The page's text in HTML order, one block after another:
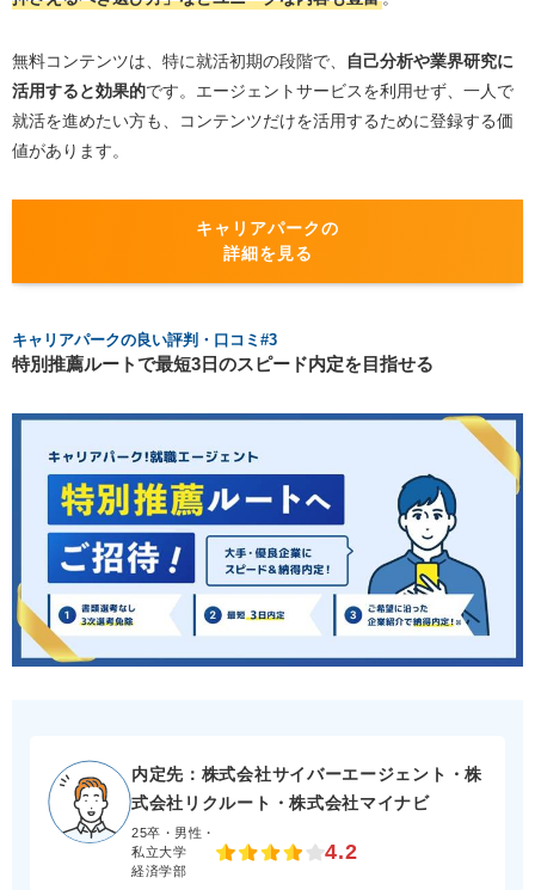
無料コンテンツは、特に就活初期の段階で、
自己分析や業界研究に
活用すると効果的です。エージェントサービスを利用せず、一人で
就活を進めたい方も、コンテンツだけを活用するために登録する価
値があります。
キャリアパークの
詳細を見る
キャリアパークの良い評判・口コミ#3
特別推薦ルートで最短3日のスピード内定を目指せる
内定先：株式会社サイバーエージェント・株
式会社リクルート・株式会社マイナビ
25卒・男性・
私立大学
経済学部
4.2